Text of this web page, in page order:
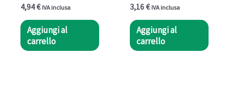
4,94€ IVA inclusa
Aggiungi al
carrello
3,16€ IVA inclusa
Aggiungi al
carrello